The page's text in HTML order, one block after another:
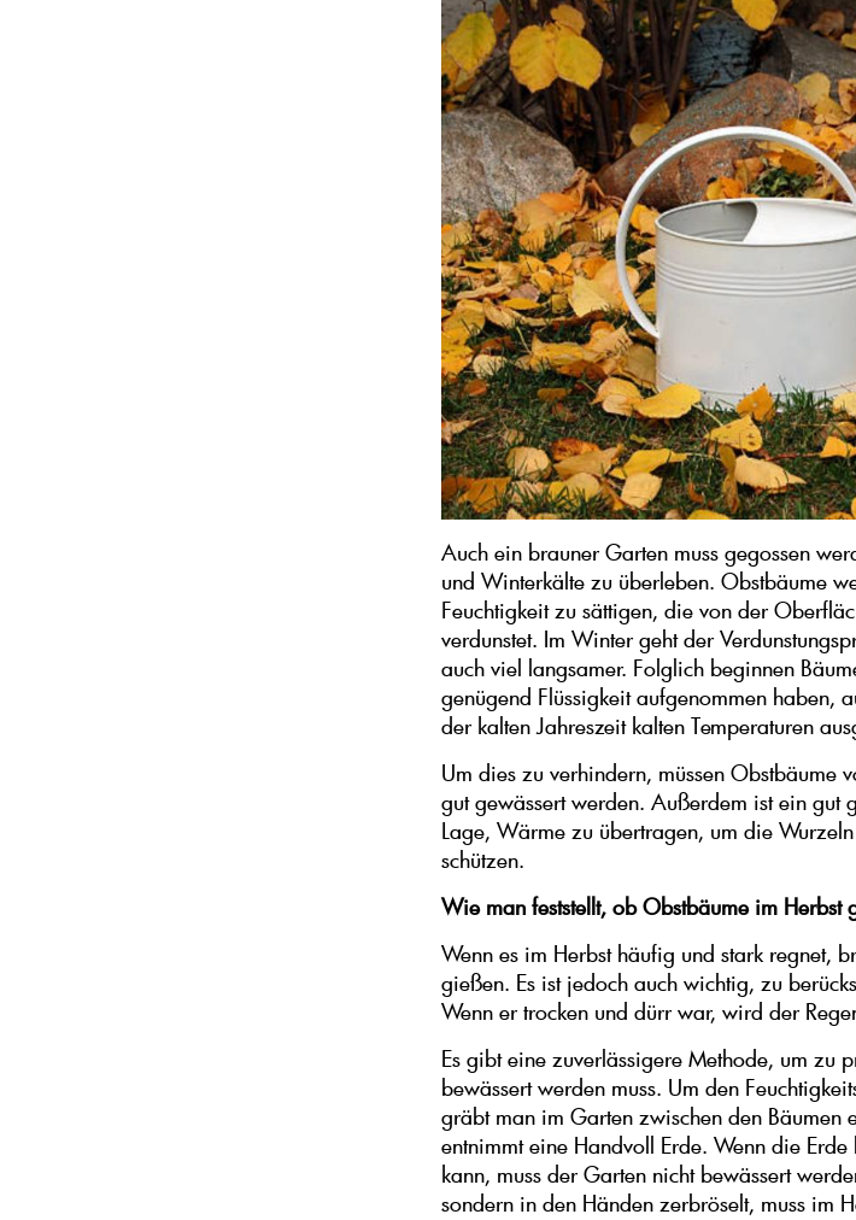
Auch ein brauner Garten muss gegossen
und Winterkälte zu überleben. Obstbäume
Feuchtigkeit zu sättigen, die von der
verdunstet. Im Winter geht der
auch viel langsamer. Folglich beginnen
genügend Flüssigkeit aufgenommen haben,
der kalten Jahreszeit kalten Temperaturen
Um dies zu verhindern, müssen Obstbäume
gut gewässert werden. Außerdem ist ein gut
Lage, Wärme zu übertragen, um die
schützen.
Wie man feststellt, ob Obstbäume im Herbst
Wenn es im Herbst häufig und stark regnet,
gießen. Es ist jedoch auch wichtig, zu
Wenn er trocken und dürr war, wird der
Es gibt eine zuverlässigere Methode, um zu
bewässert werden muss. Um den
gräbt man im Garten zwischen den Bäumen
entnimmt eine Handvoll Erde. Wenn die
kann, muss der Garten nicht bewässert
sondern in den Händen zerbröselt, muss im